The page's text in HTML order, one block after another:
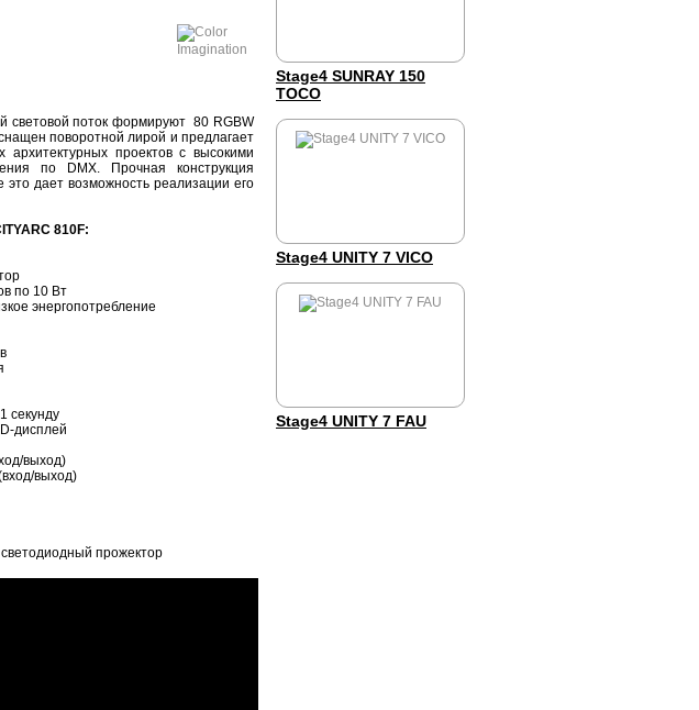
световой поток формируют 80 RGBW
поворотной лирой и предлагает
проектов с высокими
по DMX. Прочная конструкция
дает возможность реализации его
810F:
по 10 Вт
энергопотребление
секунду
дисплей
выход)
выход)
Stage4 SUNRAY 150
TOCO
Stage4 UNITY 7 VICO
Stage4 UNITY 7 FAU